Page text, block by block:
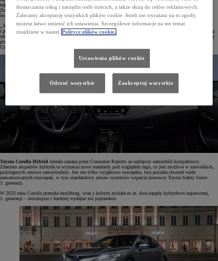
najwyższe standardy pod względem wydajności, właściwości jezdnych, bezpieczeństwa i niezawodności.
Zwycięskie pojazdy zostały wybrane spośród ponad 200 przetestowanych modeli. Każdy z nich wyróżnia się
świetnymi wynikami w testach drogowych, najwyższą niezawodnością i bezpieczeństwem.
„Mówiąc najprościej, wskazaliśmy pojazdy, które nasi eksperci z entuzjazmem poleciliby rodzinie
i przyjaciołom. Nie jest zaskoczeniem, że Toyota, która w naszym rankingu zazwyczaj mocno zaznacza swoją
obecność, także tym razem jest dobrze reprezentowana. Toyoty są znane z napędów łączących wysoką kulturę
pracy z wydajnością i dynamiką, małego zużycia paliwa i niezawodności”
Consumer Reports.
Toyota Corolla Hybrid została uznana przez Consumer Reports za najlepszy samochód kompaktowy.
Zdaniem ekspertów hybryda ta wyznacza nowe standardy pod względem tego, co jest możliwe w niewielkich,
przystępnych cenowo samochodach. Jest nie tylko wyjątkowo oszczędna, lecz posiada również wiele
zaawansowanych rozwiązań, w tym standardowy zestaw systemów wsparcia kierowcy Toyota Safety Sense
3. generacji.
W 2023 roku Corolla przeszła facelifting, wraz z którym zyskała m.in. dwa napędy hybrydowe najnowszej,
5. generacji – mocniejsze i bardziej wydajne niż poprzednie.
dostarczania usług i narzędzi osób trzecich, a także służą do celów reklamowych.
Zalecamy akceptację wszystkich plików cookie. Jeżeli nie wyrażasz na to zgody,
możesz łatwo zmienić ich ustawienia. Szczegółowe informacje na ten temat
znajdziesz w naszej Polityce plików cookie.
Ustawienia plików cookie
Odrzuć wszystkie Zaakceptuj wszystkie